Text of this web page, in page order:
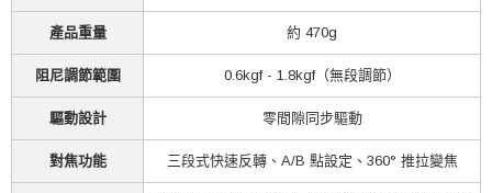
產品重量 約 470g
阻尼調節範圍 0.6kgf - 1.8kgf（無段調節）
驅動設計 零間隙同步驅動
對焦功能 三段式快速反轉、A/B 點設定、360° 推拉變焦